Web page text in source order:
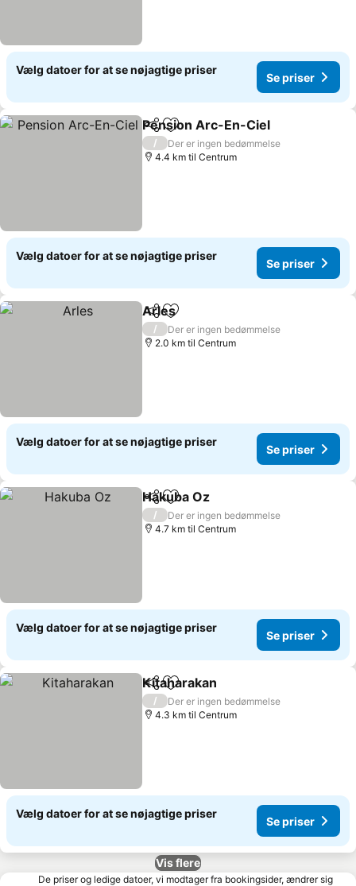
Vælg datoer for at se nøjagtige priser
Se priser
Del Føj til favoritter
Pension Arc-En-Ciel
/
Der er ingen bedømmelse
4.4 km til Centrum
Vælg datoer for at se nøjagtige priser
Se priser
Del Føj til favoritter
Arles
/
Der er ingen bedømmelse
2.0 km til Centrum
Vælg datoer for at se nøjagtige priser
Se priser
Del Føj til favoritter
Hakuba Oz
/
Der er ingen bedømmelse
4.7 km til Centrum
Vælg datoer for at se nøjagtige priser
Se priser
Del Føj til favoritter
Kitaharakan
/
Der er ingen bedømmelse
4.3 km til Centrum
Vælg datoer for at se nøjagtige priser
Se priser
Vis flere
De priser og ledige datoer, vi modtager fra bookingsider, ændrer sig